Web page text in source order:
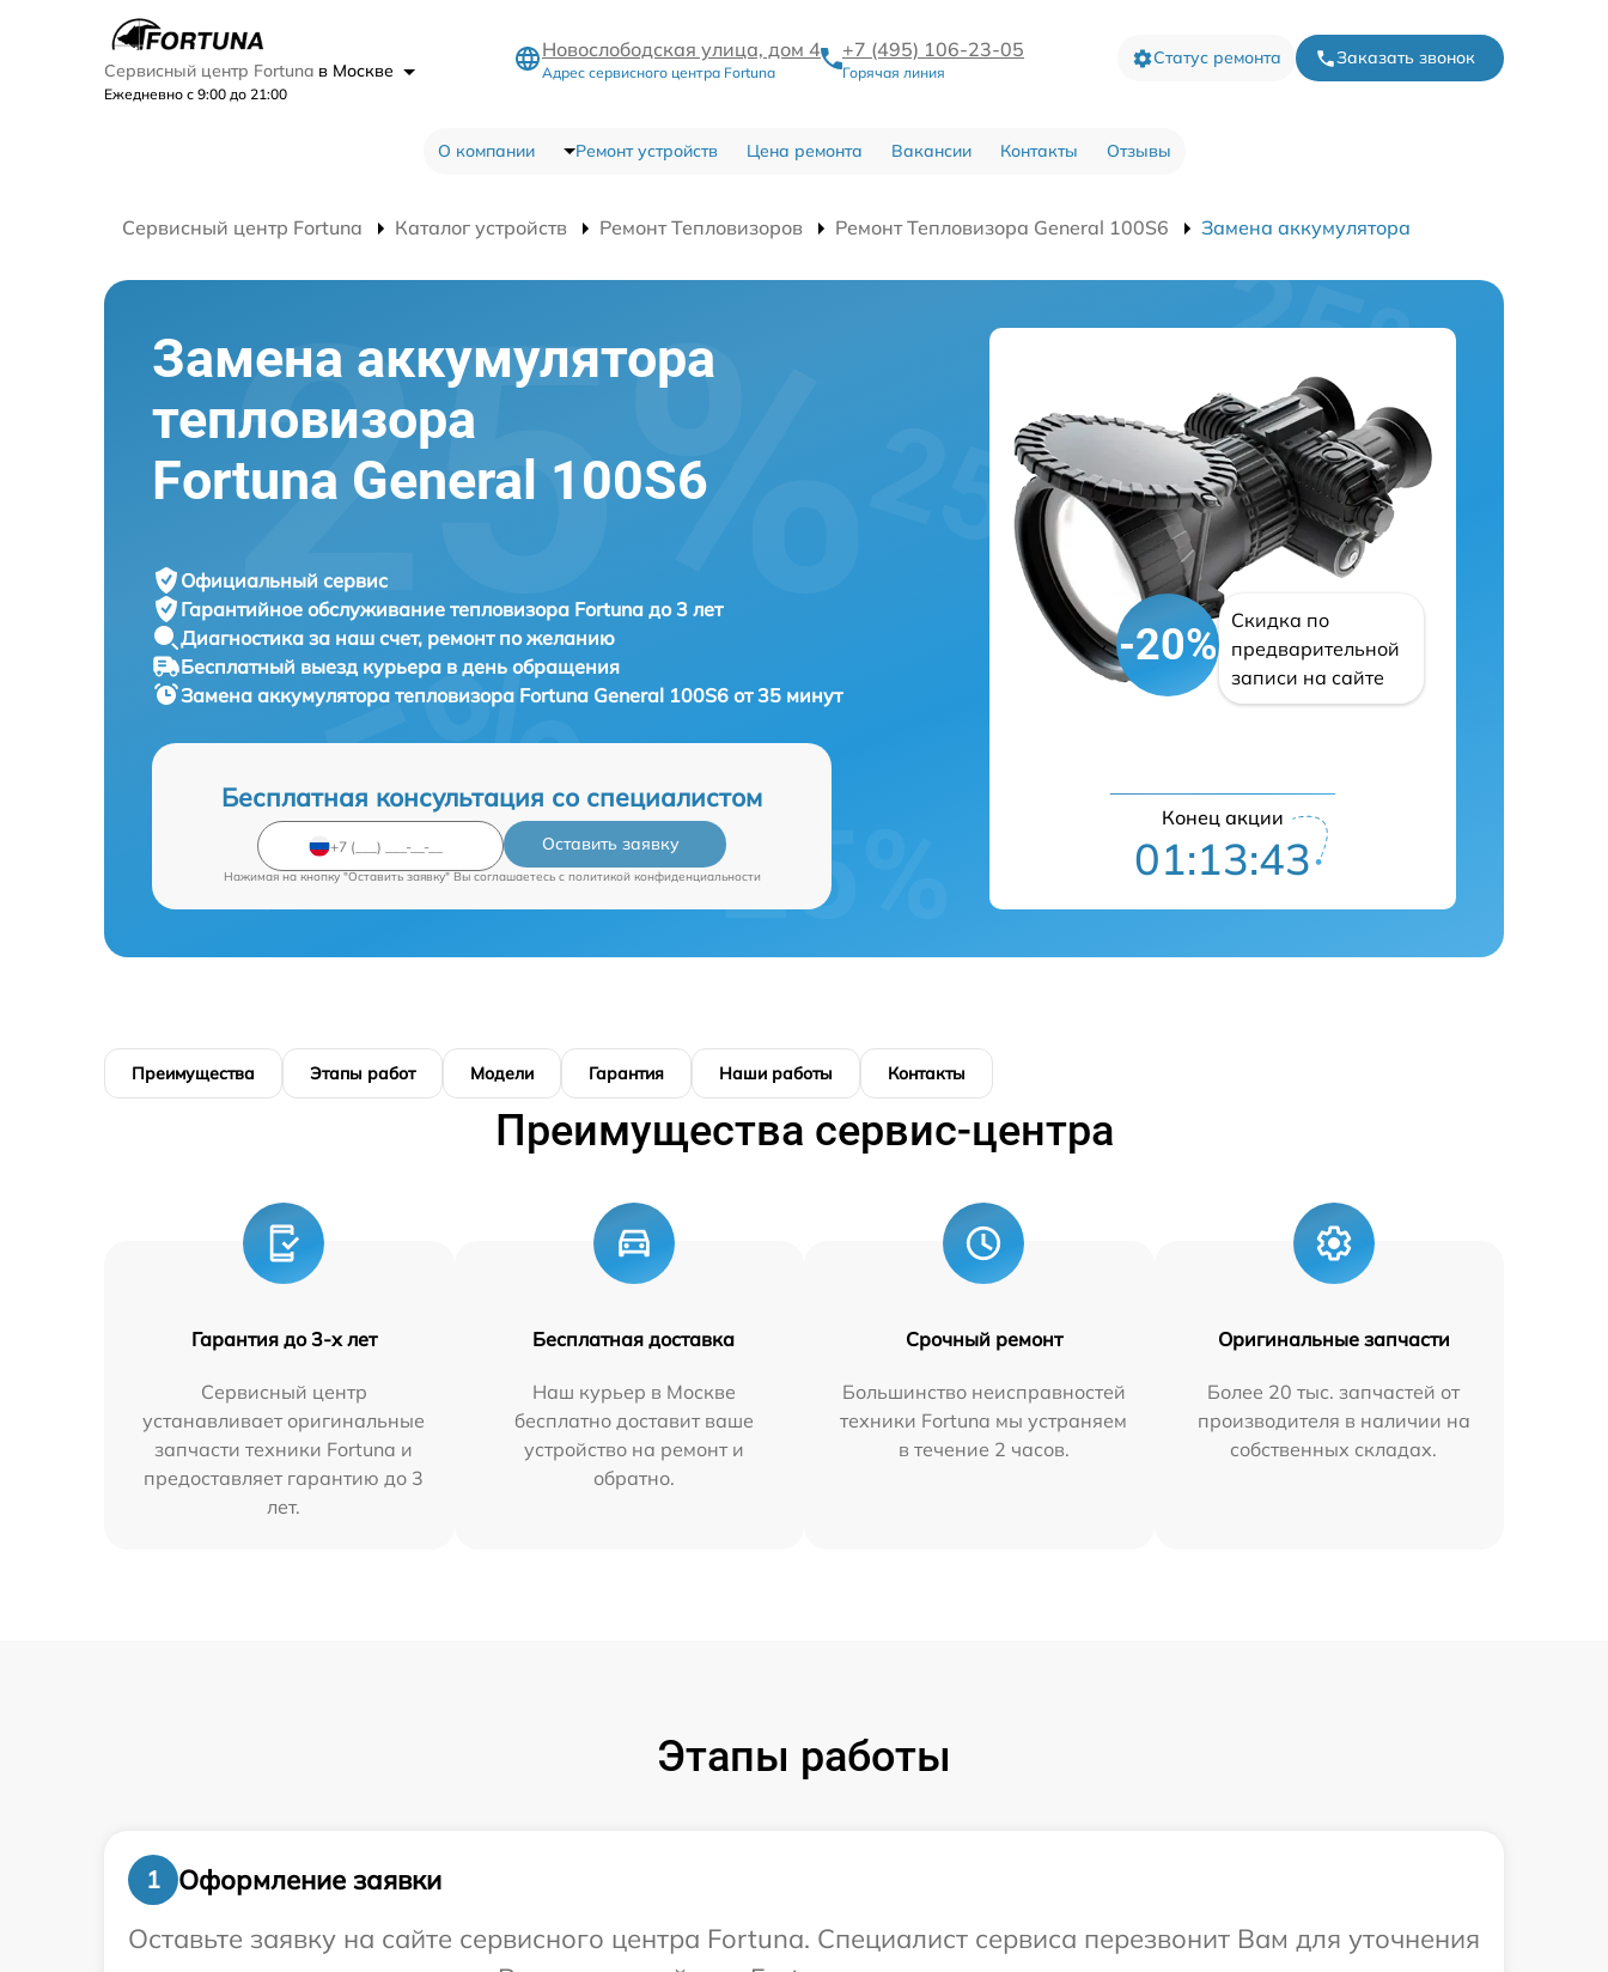
Сервисный центр Fortuna в Москве
Ежедневно с 9:00 до 21:00
Новослободская улица, дом 4
Адрес сервисного центра Fortuna
+7 (495) 106-23-05
Горячая линия
Статус ремонта Заказать звонок
О компании Ремонт устройств Цена ремонта Вакансии Контакты Отзывы
Сервисный центр Fortuna Каталог устройств Ремонт Тепловизоров Ремонт Тепловизора General 100S6 Замена аккумулятора
Замена аккумулятора
тепловизора
Fortuna General 100S6
Официальный сервис
Гарантийное обслуживание тепловизора Fortuna до 3 лет
Диагностика за наш счет, ремонт по желанию
Бесплатный выезд курьера в день обращения
Замена аккумулятора тепловизора Fortuna General 100S6 от 35 минут
Бесплатная консультация со специалистом
Оставить заявку
Нажимая на кнопку "Оставить заявку" Вы соглашаетесь c политикой конфиденциальности
-20%
Скидка по
предварительной
записи на сайте
Конец акции
01:13:42
Преимущества Этапы работ Модели Гарантия Наши работы Контакты
Преимущества сервис-центра
Гарантия до 3-х лет
Сервисный центр
устанавливает оригинальные
запчасти техники Fortuna и
предоставляет гарантию до 3
лет.
Бесплатная доставка
Наш курьер в Москве
бесплатно доставит ваше
устройство на ремонт и
обратно.
Срочный ремонт
Большинство неисправностей
техники Fortuna мы устраняем
в течение 2 часов.
Оригинальные запчасти
Более 20 тыс. запчастей от
производителя в наличии на
собственных складах.
Этапы работы
1
Оформление заявки
Оставьте заявку на сайте сервисного центра Fortuna. Специалист сервиса перезвонит Вам для уточнения